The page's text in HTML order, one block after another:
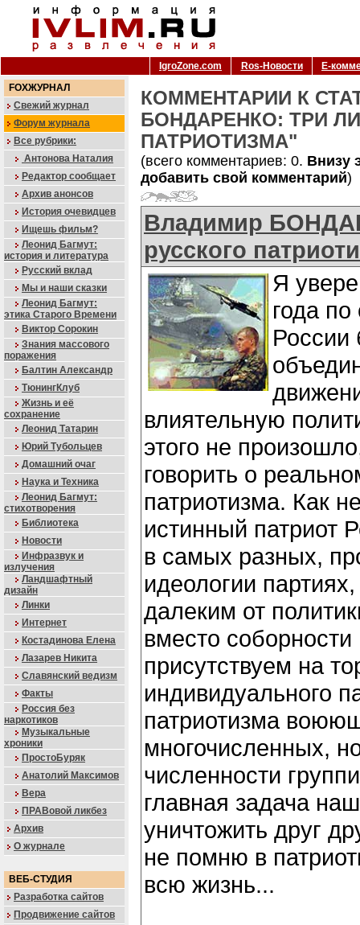
IgroZone.com Ros-Новости
Е-
FOXЖУРНАЛ
Свежий журнал
Форум журнала
Все рубрики:
Антонова Наталия
Редактор сообщает
Архив анонсов
История очевидцев
Ищешь фильм?
Леонид Багмут:
история и литература
Русский вклад
Мы и наши сказки
Леонид Багмут:
этика Старого Времени
Виктор Сорокин
Знания массового
поражения
Балтин Александр
ТюнингКлуб
Жизнь и её
сохранение
Леонид Татарин
Юрий Тубольцев
Домашний очаг
Наука и Техника
Леонид Багмут:
стихотворения
Библиотека
Новости
Инфразвук и
излучения
Ландшафтный
дизайн
Линки
Интернет
Костадинова Елена
Лазарев Никита
Славянский ведизм
Факты
Россия без
наркотиков
Музыкальные
хроники
ПростоБуряк
Анатолий Максимов
Вера
ПРАВовой ликбез
Архив
О журнале
ВЕБ-СТУДИЯ
Разработка сайтов
Продвижение сайтов
КОММЕНТАРИИ К
БОНДАРЕНКО: ТРИ
ПАТРИОТИЗМА"
(всего комментариев: 0. Внизу
добавить свой комментарий)
Владимир
русского
Я
года по
России
влиятельную
этого не
говорить о
патриотизма. Как
истинный патриот
в самых разных,
идеологии
далеким от
вместо
присутствуем на
индивидуального
патриотизма
многочисленных,
численности
главная задача
уничтожить друг
не помню в
всю жизнь...